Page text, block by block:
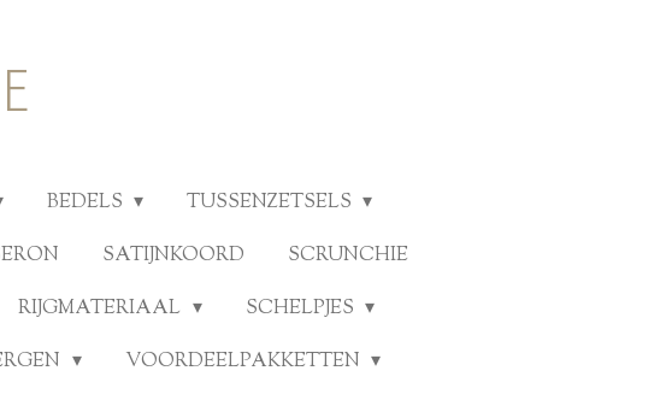
BEDELS
TUSSENZETSELS
SATIJNKOORD
SCRUNCHIE
RIJGMATERIAAL
SCHELPJES
VOORDEELPAKKETTEN